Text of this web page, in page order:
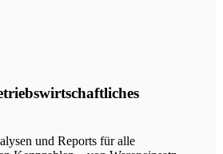
und Reports für alle